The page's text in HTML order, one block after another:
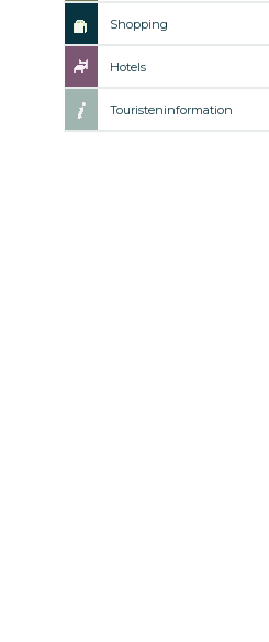
Shopping
Hotels
Touristeninformation